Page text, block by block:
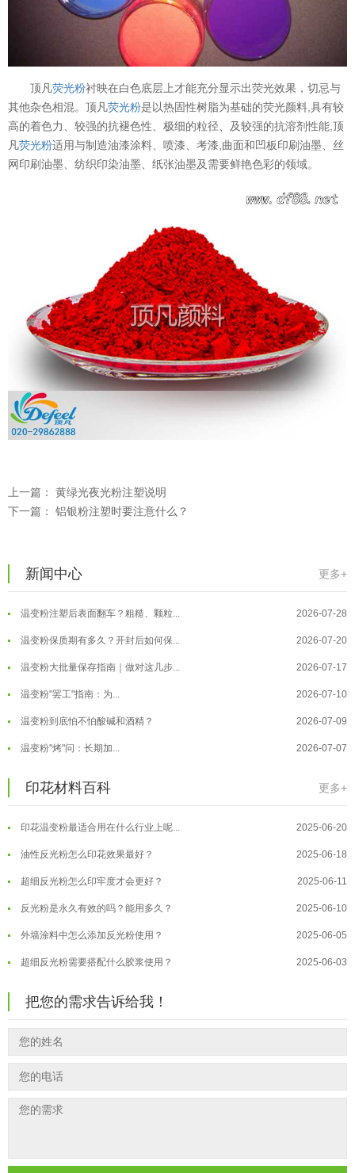
顶凡荧光粉衬映在白色底层上才能充分显示出荧光效果，切忌与
其他杂色相混。 顶凡荧光粉是以热固性树脂为基础的荧光颜料,具有较
高的着色力、较强的抗褪色性、极细的粒径、及较强的抗溶剂性能, 顶
凡荧光粉适用与制造油漆涂料、喷漆、考漆,曲面和凹板印刷油墨、丝
网印刷油墨、纺织印染油墨、纸张油墨及需要鲜艳色彩的领域。
上一篇： 黄绿光夜光粉注塑说明
下一篇： 铝银粉注塑时要注意什么？
新闻中心 更多+
温变粉适合做热变还是冷变？ 2026-08-04
温变粉注塑后表面翻车？粗糙、颗粒... 2026-07-28
温变粉保质期有多久？开封后如何保... 2026-07-20
温变粉大批量保存指南｜做对这几步... 2026-07-17
温变粉"罢工"指南：为... 2026-07-10
温变粉到底怕不怕酸碱和酒精？ 2026-07-09
温变粉"烤"问：长期加... 2026-07-07
夜间安全卫士：丝印反光粉搭配全攻... 2026-01-20
温变粉可以做防伪标签、温变防伪吗... 2026-08-05
温变粉适合做热变还是冷变？ 2026-08-04
温变粉注塑后表面翻车？粗糙、颗粒... 2026-07-28
温变粉保质期有多久？开封后如何保... 2026-07-20
温变粉大批量保存指南｜做对这几步... 2026-07-17
温变粉"罢工"指南：为... 2026-07-10
温变粉"烤"问：长期加...
温变粉耐温真相：注塑"高温炼...
夜间安全卫士：丝印反光粉搭配全攻... 2026-01-20
印花材料百科 更多+
反光粉太久不用结块要怎么处理？ 2025-07-11
印花温变粉最适合用在什么行业上呢... 2025-06-20
油性反光粉怎么印花效果最好？ 2025-06-18
超细反光粉怎么印牢度才会更好？ 2025-06-11
反光粉是永久有效的吗？能用多久？ 2025-06-10
外墙涂料中怎么添加反光粉使用？ 2025-06-05
超细反光粉需要搭配什么胶浆使用？ 2025-06-03
反光粉可以混合其他颜料一起使用吗...
温变粉丝印到底用多少目网版？这篇...
反光粉太久不用结块要怎么处理？ 2025-07-11
印花温变粉最适合用在什么行业上呢... 2025-06-20
油性反光粉怎么印花效果最好？
把您的需求告诉给我！